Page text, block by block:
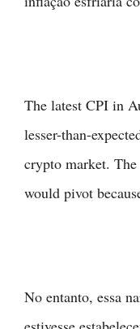
The latest CPI in
lesser-than-
crypto market.
would pivot
No entanto, essa